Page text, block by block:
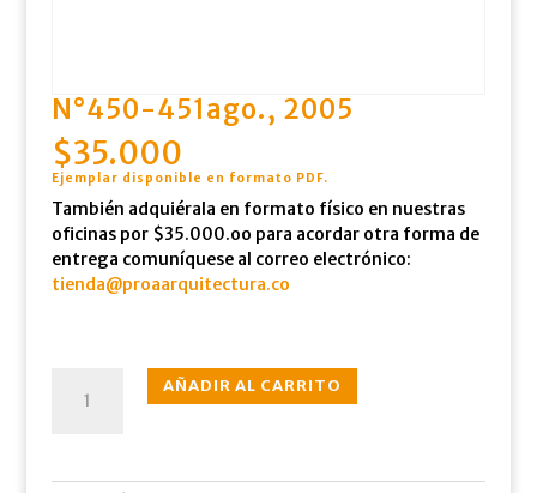
N°450-451ago., 2005
$35.000
Ejemplar disponible en formato PDF.
También adquiérala en formato físico en nuestras
oficinas por $35.000.oo para acordar otra forma de
entrega comuníquese al correo electrónico:
tienda@proaarquitectura.co
451ago.,
AÑADIR AL CARRITO